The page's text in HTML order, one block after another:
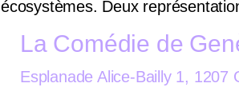
écosystèmes. Deux
La Comédie de
Esplanade Alice-Bailly 1, 1207